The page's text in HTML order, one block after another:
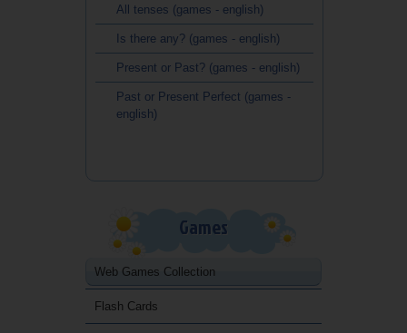
All tenses (games - english)
Is there any? (games - english)
Present or Past? (games - english)
Past or Present Perfect (games -
english)
Games
Web Games Collection
Flash Cards